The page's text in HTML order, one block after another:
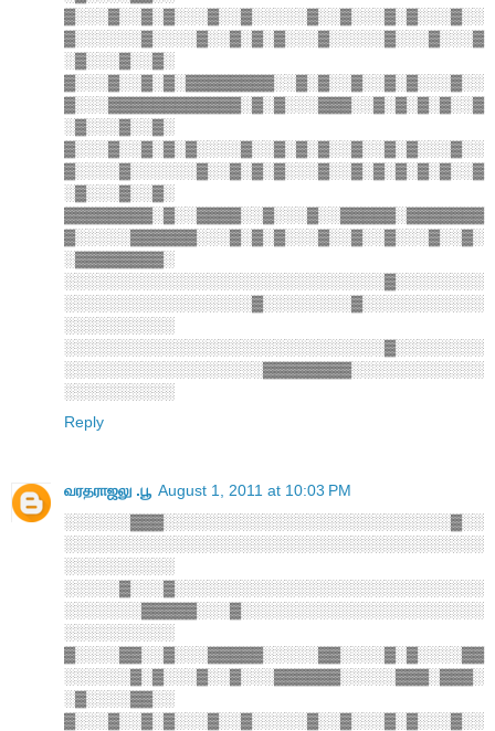
▓░░░▓░░▓░▓░░░▓░░▓░░░░░▓░░▓░░░▓░▓░░░▓░░
▓░░░░░░▓░░░░▓░░▓░▓░▓░░░▓░░░░░▓░░░▓░░░▓
░▓░░░▓░░▓░
▓░░░▓░░▓░▓░▓▓▓▓▓▓▓▓░░▓░▓░░▓░░▓░▓░░░▓░░
▓░░░▓▓▓▓▓▓▓▓▓▓▓▓░▓░▓░░░▓▓▓░░▓░▓░▓░▓░░▓
░▓░░░▓░░▓░
▓░░░▓░░▓░▓░▓░░░░▓░░▓░▓░▓░░▓░░▓░▓░░░▓░░
▓░░░░▓░░░░░░▓░░▓░▓░▓░░░▓░░▓░▓░▓░▓░▓░░▓
░▓░░░▓░░▓░
▓▓▓▓▓▓▓▓░▓░░▓▓▓▓░░▓░░░▓░░▓▓▓▓▓░▓▓▓▓▓▓▓
▓░░░░░▓▓▓▓▓▓░░░▓░▓░▓░░░▓░░▓░░▓░░░▓░░▓░
░▓▓▓▓▓▓▓▓░
░░░░░░░░░░░░░░░░░░░░░░░░░░░░░▓░░░░░░░░
░░░░░░░░░░░░░░░░░▓░░░░░░░░▓░░░░░░░░░░░
░░░░░░░░░░
░░░░░░░░░░░░░░░░░░░░░░░░░░░░░▓░░░░░░░░
░░░░░░░░░░░░░░░░░░▓▓▓▓▓▓▓▓░░░░░░░░░░░░
░░░░░░░░░░
Reply
வரதராஜலு .பூ August 1, 2011 at 10:03 PM
░░░░░░▓▓▓░░░░░░░░░░░░░░░░░░░░░░░░░░▓░░
░░░░░░░░░░░░░░░░░░░░░░░░░░░░░░░░░░░░░░
░░░░░░░░░░
░░░░░▓░░░▓░░░░░░░░░░░░░░░░░░░░░░░░░░░░
░░░░░░░▓▓▓▓▓░░░▓░░░░░░░░░░░░░░░░░░░░░░
░░░░░░░░░░
▓░░░░▓▓░░▓░░░▓▓▓▓▓░░░░░▓▓░░░░▓░▓░░░░▓▓
░░░░░░▓░▓░░░▓░░▓░░░▓▓▓▓▓▓░░░░░▓▓▓░▓▓▓░
░▓░░░░▓▓░░
▓░░░▓░░▓░▓░░░▓░░▓░░░░░▓░░▓░░░▓░▓░░░▓░░